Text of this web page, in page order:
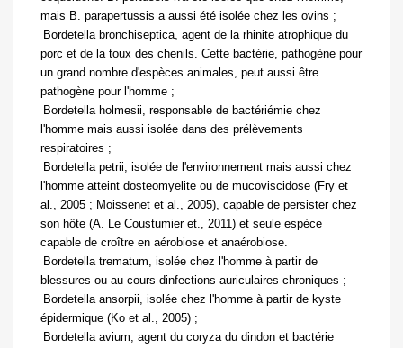
mais B. parapertussis a aussi été isolée chez les ovins ;
Bordetella bronchiseptica, agent de la rhinite atrophique du
porc et de la toux des chenils. Cette bactérie, pathogène pour
un grand nombre d'espèces animales, peut aussi être
pathogène pour l'homme ;
Bordetella holmesii, responsable de bactériémie chez
l'homme mais aussi isolée dans des prélèvements
respiratoires ;
Bordetella petrii, isolée de l'environnement mais aussi chez
l'homme atteint dosteomyelite ou de mucoviscidose (Fry et
al., 2005 ; Moissenet et al., 2005), capable de persister chez
son hôte (A. Le Coustumier et., 2011) et seule espèce
capable de croître en aérobiose et anaérobiose.
Bordetella trematum, isolée chez l'homme à partir de
blessures ou au cours dinfections auriculaires chroniques ;
Bordetella ansorpii, isolée chez l'homme à partir de kyste
épidermique (Ko et al., 2005) ;
Bordetella avium, agent du coryza du dindon et bactérie